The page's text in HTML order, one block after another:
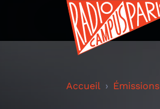
Accueil Émissions